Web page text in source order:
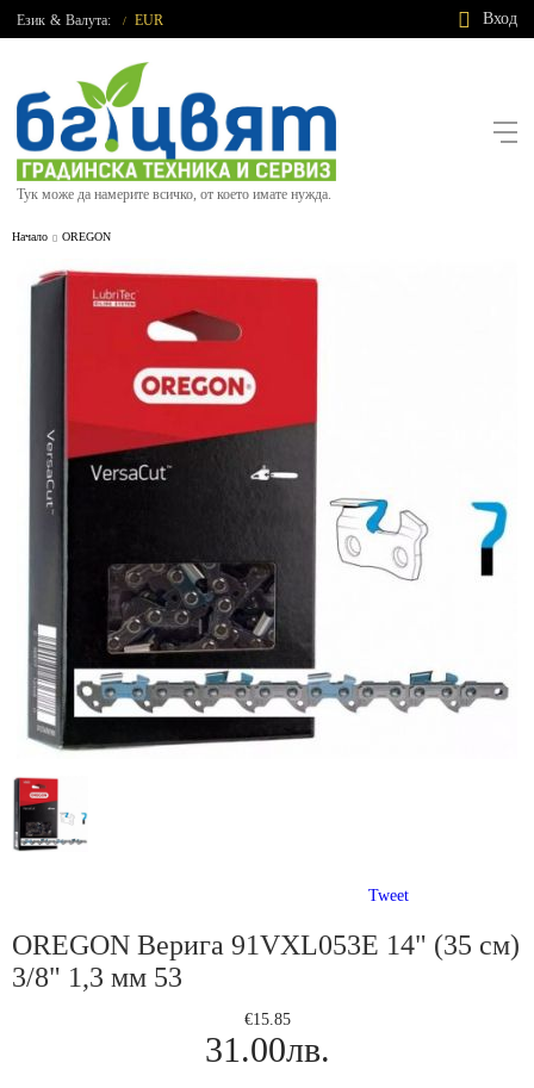
Език & Валута: / EUR Вход
Тук може да намерите всичко, от което имате нужда.
Начало OREGON
Tweet
OREGON Верига 91VXL053E 14" (35 см)
3/8" 1,3 мм 53
€15.85
31.00лв.